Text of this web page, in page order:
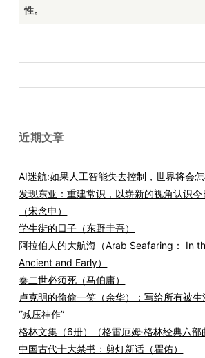
性。
索：
近期文章
AI迷航:如果人工智能失去控制，世界将会怎
发现东亚：重建常识，以崭新的视角认识
（宋念申）
学生街的日子（东野圭吾）
阿拉伯人的大航海（Arab Seafaring： In
Ancient and Early）
秦二世必须死（马伯庸）
卢克明的偷偷一笑（余华）：写给所有被
“减压神作”
格林文集（6册）（格雷厄姆·格林经典六部
中国古代十大禁书：剪灯新话（瞿佑）